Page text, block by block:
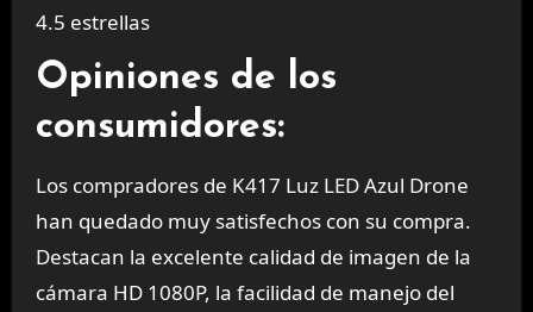
4.5 estrellas
Opiniones de los
consumidores:
Los compradores de K417 Luz LED Azul Drone
han quedado muy satisfechos con su compra.
Destacan la excelente calidad de imagen de la
cámara HD 1080P, la facilidad de manejo del